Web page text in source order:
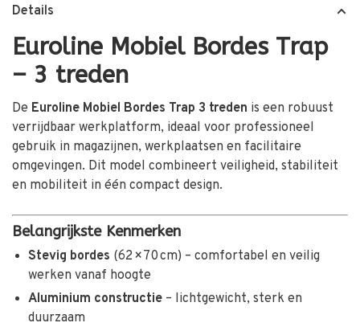
Details
Euroline Mobiel Bordes Trap
– 3 treden
De Euroline Mobiel Bordes Trap 3 treden is een robuust
verrijdbaar werkplatform, ideaal voor professioneel
gebruik in magazijnen, werkplaatsen en facilitaire
omgevingen. Dit model combineert veiligheid, stabiliteit
en mobiliteit in één compact design.
Belangrijkste Kenmerken
Stevig bordes (62 × 70 cm) – comfortabel en veilig
werken vanaf hoogte
Aluminium constructie – lichtgewicht, sterk en
duurzaam